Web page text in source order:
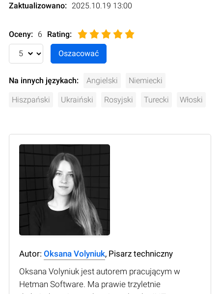
Zaktualizowano: 2025.10.19 13:00
Oceny: 6 Rating:
Na innych językach: Angielski Niemiecki
Hiszpański Ukraiński Rosyjski Turecki Włoski
Autor: Oksana Volyniuk, Pisarz techniczny
Oksana Volyniuk jest autorem pracującym w
Hetman Software. Ma prawie trzyletnie